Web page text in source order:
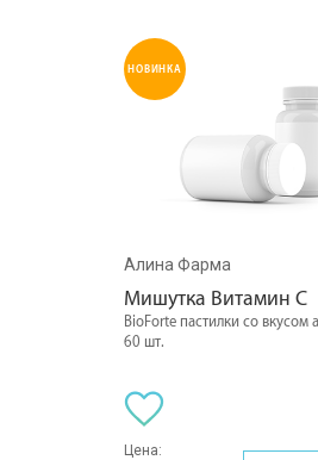
НОВИНКА
Алина Фарма
Мишутка Витамин С
BioForte пастилки со вкусом
60 шт.
Цена: